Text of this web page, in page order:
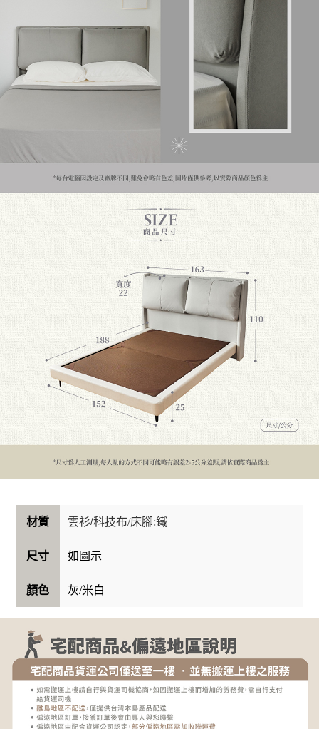
材質 雲衫/科技布/床腳:鐵
尺寸 如圖示
顏色 灰/米白